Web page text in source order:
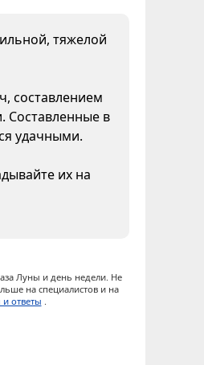
тяжелой
составлением
Составленные в
удачными.
их на
Луны и день недели. Не
на специалистов и на
ответы .